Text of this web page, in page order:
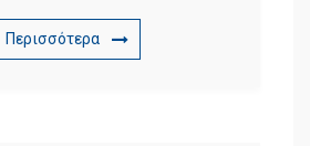
Περισσότερα